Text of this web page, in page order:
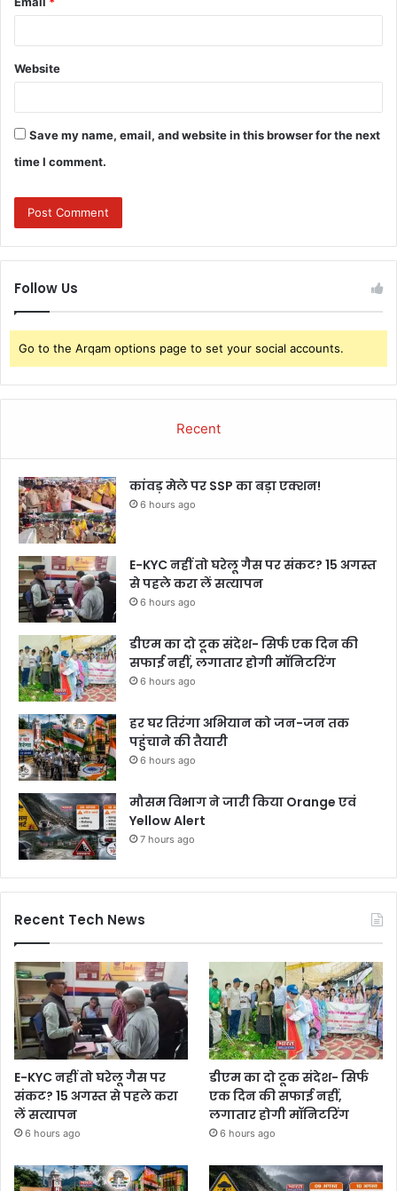
Website
Save my name, email, and website in this browser for the next
time I comment.
Follow Us
Go to the Arqam options page to set your social accounts.
Recent
कांवड़ मेले पर SSP का बड़ा एक्शन!
6 hours ago
E-KYC नहीं तो घरेलू गैस पर संकट? 15 अगस्त
से पहले करा लें सत्यापन
6 hours ago
डीएम का दो टूक संदेश- सिर्फ एक दिन की
सफाई नहीं, लगातार होगी मॉनिटरिंग
6 hours ago
हर घर तिरंगा अभियान को जन-जन तक
पहुंचाने की तैयारी
6 hours ago
मौसम विभाग ने जारी किया Orange एवं
Yellow Alert
7 hours ago
Recent Tech News
E-KYC नहीं तो घरेलू गैस पर
संकट? 15 अगस्त से पहले करा
लें सत्यापन
6 hours ago
डीएम का दो टूक संदेश- सिर्फ
एक दिन की सफाई नहीं,
लगातार होगी मॉनिटरिंग
6 hours ago